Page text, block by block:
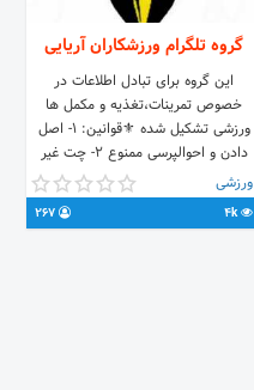
گروه تلگرام ورزشکاران آریایی
این گروه برای تبادل اطلاعات در
خصوص تمرینات،تغذیه و مکمل ها
ورزشی تشکیل شده ⚜قوانین: 1- اصل
دادن و احوالپرسی ممنوع 2- چت غیر
ورزشی ممنوع ⛔️ 3- سوال دارید مطرح
کنید❓ 4- کسی پاسخ سوال رو میدونه
پاسخ بده 🔅🔆 5- پی وی ممنوع⛔️ 6-
ورزشی
4k